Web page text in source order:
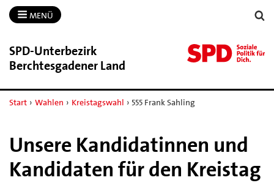
MENÜ
SPD-​Unterbezirk
Berchtesgadener Land
Start › Wahlen › Kreistagswahl › 555 Frank Sahling
Unsere Kandidatinnen und
Kandidaten für den Kreistag